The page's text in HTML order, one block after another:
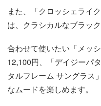
また、「クロッシェライ
は、クラシカルなブラック
合わせて使いたい「メッ
12,100円、「デイジーパ
タルフレーム サングラス
なムードを楽しめます。